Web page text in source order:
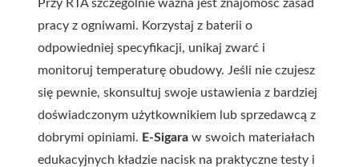
Przy RTA szczególnie ważna jest znajomość zasad
pracy z ogniwami. Korzystaj z baterii o
odpowiedniej specyfikacji, unikaj zwarć i
monitoruj temperaturę obudowy. Jeśli nie czujesz
się pewnie, skonsultuj swoje ustawienia z bardziej
doświadczonym użytkownikiem lub sprzedawcą z
dobrymi opiniami. E-Sigara w swoich materiałach
edukacyjnych kładzie nacisk na praktyczne testy i